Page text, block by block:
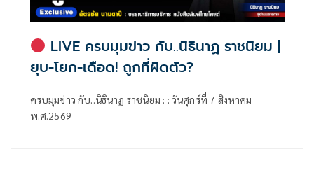
LIVE ครบมุมข่าว กับ..นิธินาฏ ราชนิยม |
ยุบ-โยก-เดือด! ถูกที่ผิดตัว?
ครบมุมข่าว กับ..นิธินาฏ ราชนิยม : : วันศุกร์ที่ 7 สิงหาคม
พ.ศ.2569